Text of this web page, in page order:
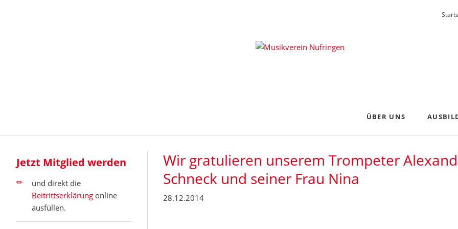
ÜBER UNS
Blasorchester Flöten
Wir gratulieren unserem Trompeter
Schneck und seiner Frau Nina
28.12.2014
Jetzt Mitglied werden
und direkt die
Beitrittserklärung online
ausfüllen.